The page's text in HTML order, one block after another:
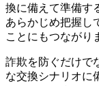
換に備えて準備す
あらかじめ把握し
ことにもつながり
詐欺を防ぐだけで
な交換シナリオに